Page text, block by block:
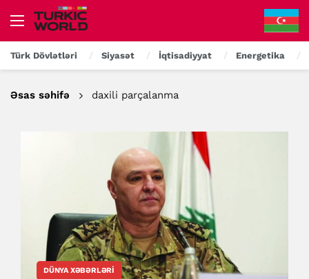
Türk Dövlətləri Siyasət İqtisadiyyat Energetika
Əsas səhifə daxili parçalanma
DÜNYA XƏBƏRLƏRI